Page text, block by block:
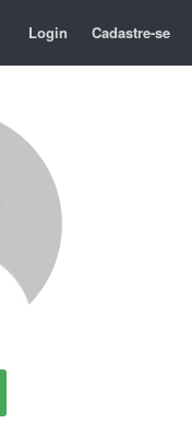
Login Cadastre-se